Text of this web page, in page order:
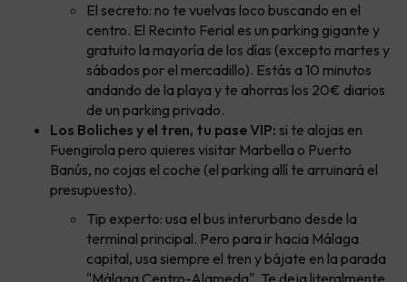
El secreto: no te vuelvas loco buscando en el
centro. El Recinto Ferial es un parking gigante y
gratuito la mayoría de los días (excepto martes y
sábados por el mercadillo). Estás a 10 minutos
andando de la playa y te ahorras los 20€ diarios
de un parking privado.
Los Boliches y el tren, tu pase VIP: si te alojas en
Fuengirola pero quieres visitar Marbella o Puerto
Banús, no cojas el coche (el parking allí te arruinará el
presupuesto).
Tip experto: usa el bus interurbano desde la
terminal principal. Pero para ir hacia Málaga
capital, usa siempre el tren y bájate en la parada